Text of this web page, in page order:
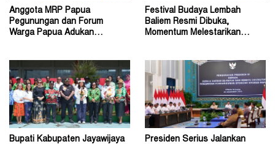
Anggota MRP Papua
Pegunungan dan Forum
Warga Papua Adukan
Festival Budaya Lembah
Baliem Resmi Dibuka,
Momentum Melestarikan
Bupati Kabupaten Jayawijaya
Presiden Serius Jalankan